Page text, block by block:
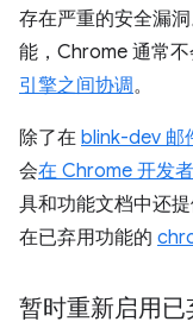
存在严重的安全漏
能，Chrome 通常
引擎之间协调。
除了在 blink-dev 邮
会在 Chrome 开发
具和功能文档中还
在已弃用功能的
暂时重新启用